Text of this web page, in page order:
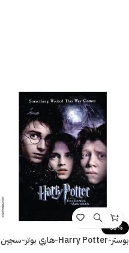
-53%
بوستر-Harry Potter-هاري بوتر-سجين